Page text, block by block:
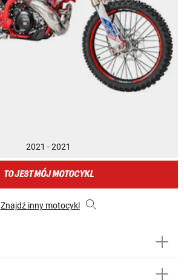
2021 - 2021
TO JEST MÓJ MOTOCYKL
Znajdź inny motocykl